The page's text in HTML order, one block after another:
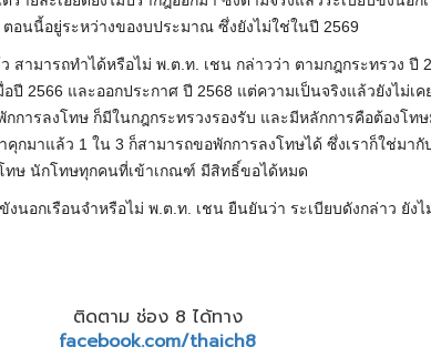
อนนี้อยู่ระหว่างของบประมาณ ซึ่งยังไม่ใช่ในปี 2569
สามารถทำได้หรือไม่ พ.ต.ท. เชน กล่าวว่า ตามกฎกระทรวง ปี
ปี 2566 และออกประกาศ ปี 2568 แต่ความเป็นจริงแล้วยังไม่เ
การลงโทษ ก็มีในกฎกระทรวงรองรับ และมีหลักการคือต้องโท
คุกมาแล้ว 1 ใน 3 ก็สามารถขอพักการลงโทษได้ ซึ่งเราก็ใช่มา
ทษ นักโทษทุกคนที่เข้าเกณฑ์ มีสิทธิ์ขอได้หมด
นอกเรือนจำหรือไม่ พ.ต.ท. เชน ยืนยันว่า ระเบียบดังกล่าว ยัง
ติดตาม ช่อง 8 ได้ทาง
facebook.com/thaich8